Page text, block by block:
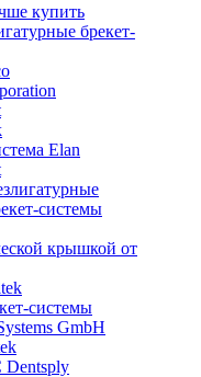
купить
брекет-
Elan
системы
крышкой от
системы
GmbH
Dentsply